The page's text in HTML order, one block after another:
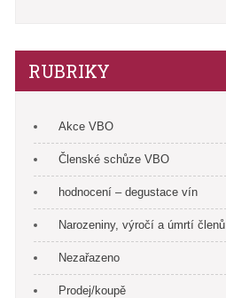
RUBRIKY
Akce VBO
Členské schůze VBO
hodnocení – degustace vín
Narozeniny, výročí a úmrtí členů
Nezařazeno
Prodej/koupě